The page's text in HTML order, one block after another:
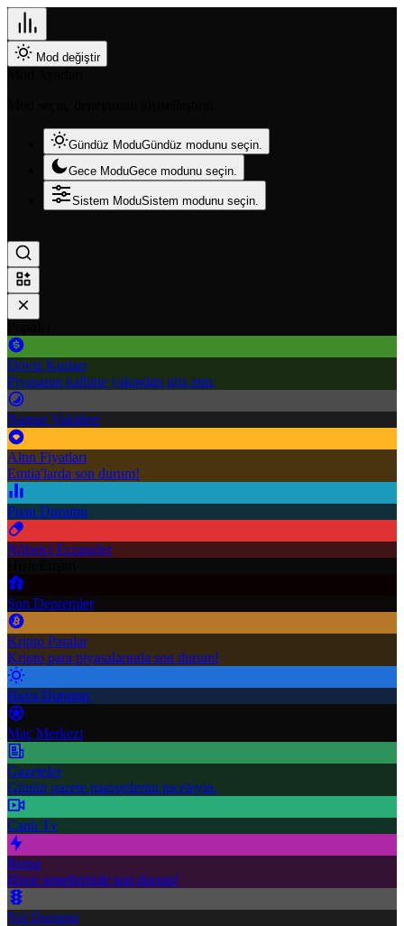
Mod değiştir
Gündüz ModuGündüz modunu seçin.
Gece ModuGece modunu seçin.
Sistem ModuSistem modunu seçin.
Döviz Kurları
Piyasanın kalbine yakından göz atın.
Namaz Vakitleri
Altın Fiyatları
Emtia'larda son durum!
Puan Durumu
Nöbetçi Eczaneler
Son Depremler
Kripto Paralar
Kripto para piyasalarında son durum!
Hava Durumu
Maç Merkezi
Gazeteler
Günün gazete manşetlerini inceleyin.
Canlı Tv
Borsa
Hisse senetlerinde son durum!
Yol Durumu